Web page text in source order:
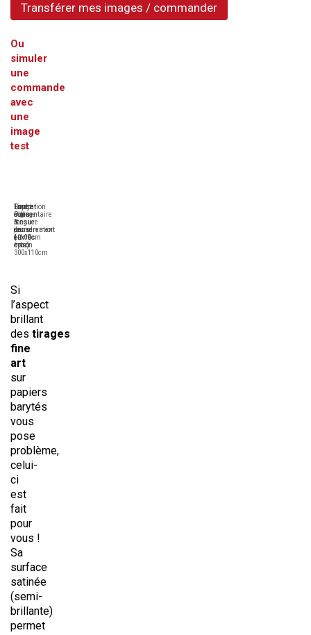
Transférer mes images / commander
Ou
simuler
une
commande
avec
une
image
test
Tirage
Pigmentaire
longue
conservation
(+100
ans)
Format
sur-
mesure
de
10x10cm
à
300x110cm
Expédition
sous
6
jours
ouvrés
maxi
Contre-
collage
&
encadrement
en
option
Si
l’aspect
brillant
des tirages
fine
art
sur
papiers
barytés
vous
pose
problème,
celui-
ci
est
fait
pour
vous !
Sa
surface
satinée
(semi-
brillante)
permet